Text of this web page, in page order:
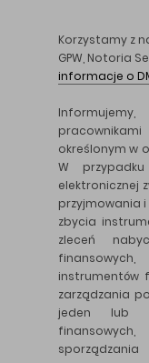
Korzystamy z
GPW, Notoria
informacje o
określonym w
W
elektronicznej
przyjmowania
zbycia
zleceń
instrumentów
zarządzania
jeden lub